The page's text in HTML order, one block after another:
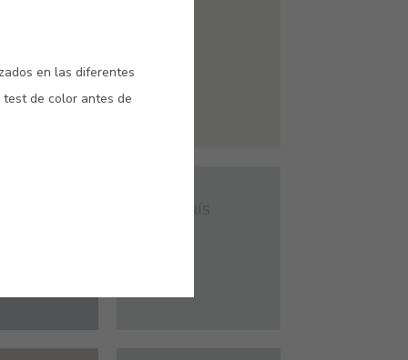
GRIS PARÍS
en las diferentes
test de color antes de